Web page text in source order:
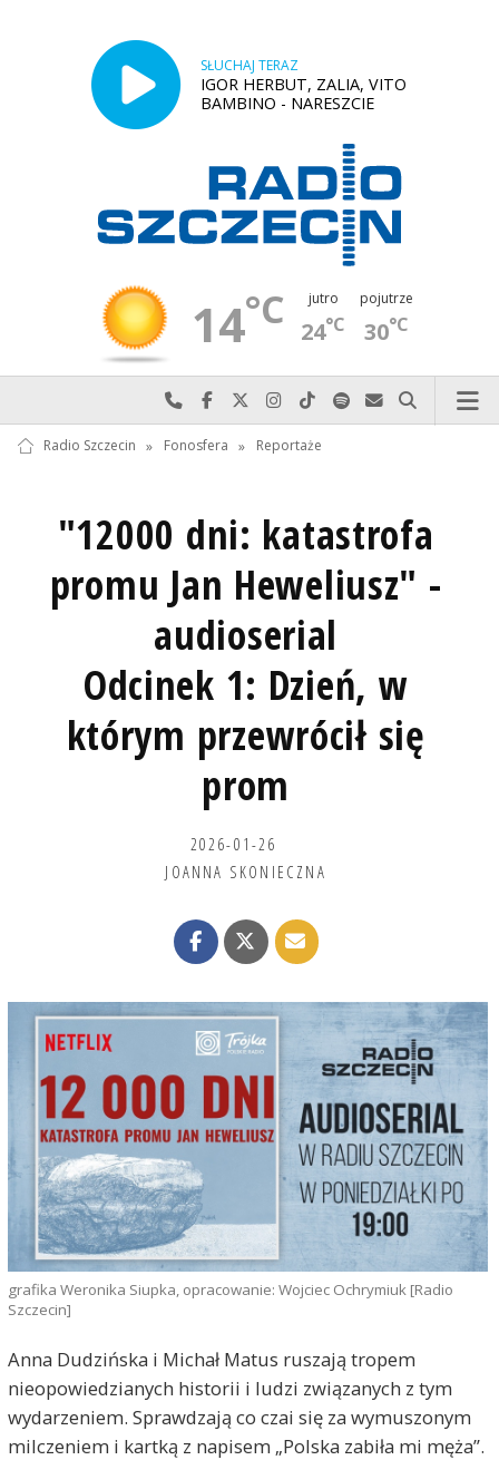
SŁUCHAJ TERAZ
IGOR HERBUT, ZALIA, VITO
BAMBINO - NARESZCIE
14°C jutro
24°C
pojutrze
30°C
Najlepiej po prostu do nas zadzwoń
Odwiedź nas na Facebook-u
Odwiedź nas na X
Odwiedź nas na Instagram-ie
Odwiedź nas na TikTok-u
Szukaj nas na Spotify
Wyślij do nas
Szukaj
Radio Szczecin » Fonosfera » Reportaże
"12000 dni: katastrofa
promu Jan Heweliusz" -
audioserial
Odcinek 1: Dzień, w
którym przewrócił się
prom
2026-01-26
JOANNA SKONIECZNA
grafika Weronika Siupka, opracowanie: Wojciec Ochrymiuk [Radio
Szczecin]
Anna Dudzińska i Michał Matus ruszają tropem
nieopowiedzianych historii i ludzi związanych z tym
wydarzeniem. Sprawdzają co czai się za wymuszonym
milczeniem i kartką z napisem „Polska zabiła mi męża”.